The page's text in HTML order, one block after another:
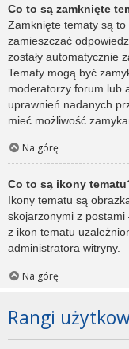
Co to są zamknięte
Zamknięte tematy są
zamieszczać
zostały automatycznie
Tematy mogą być
moderatorzy forum lub
uprawnień nadanych
mieć możliwość
Na górę
Co to są ikony
Ikony tematu są
skojarzonymi z
z ikon tematu
administratora witryny.
Na górę
Rangi